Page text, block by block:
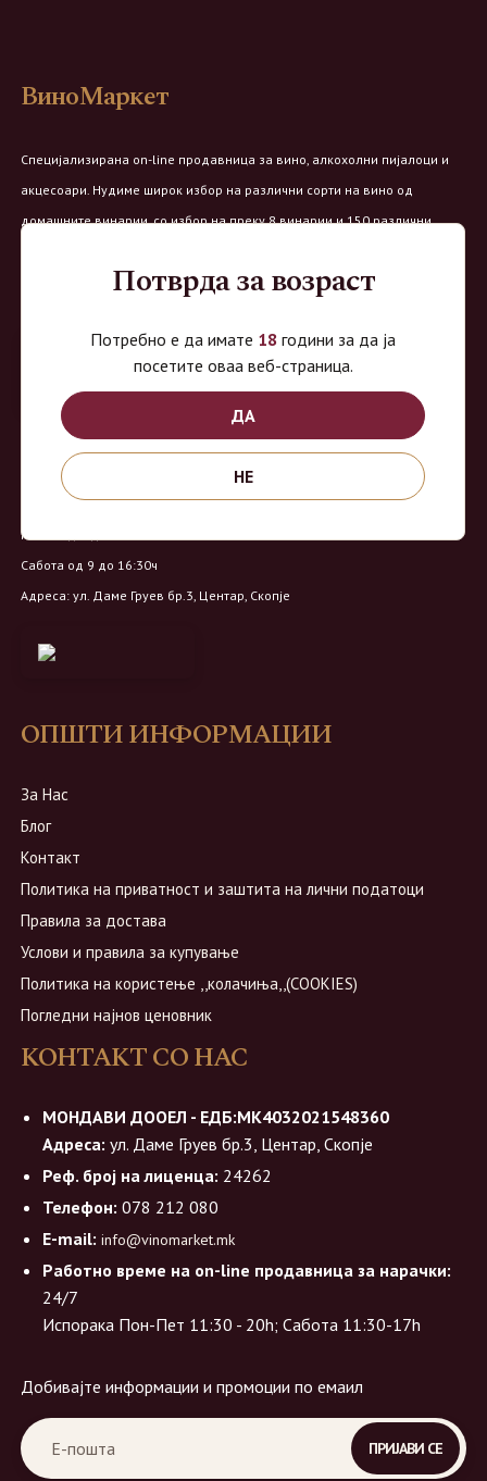
ВиноМаркет
Специјализирана on-line продавница за вино, алкохолни пијалоци и
акцесоари. Нудиме широк избор на различни сорти на вино од
домашните винарии, со избор на преку 8 винарии и 150 различни
Овозможено од:
Продавница на Вино Маркет:
Работно време:
Понеделник - Четврток од 9 до 18ч
Петок од 9 до 20ч
Сабота од 9 до 16:30ч
Адреса: ул. Даме Груев бр.3, Центар, Скопје
ОПШТИ ИНФОРМАЦИИ
За Нас
Блог
Контакт
Политика на приватност и заштита на лични податоци
Правила за достава
Услови и правила за купување
Политика на користење ,,колачиња,,(COOKIES)
Погледни најнов ценовник
КОНТАКТ СО НАС
МОНДАВИ ДООЕЛ - ЕДБ:МК4032021548360
Адреса: ул. Даме Груев бр.3, Центар, Скопје
Реф. број на лиценца: 24262
Телефон: 078 212 080
E-mail: info@vinomarket.mk
Работно време на on-line продавница за нарачки:
24/7
Испорака Пон-Пет 11:30 - 20h; Сабота 11:30-17h
Добивајте информации и промоции по емаил
Потврда за возраст
Потребно е да имате 18 години за да ја
посетите оваа веб-страница.
ДА
НЕ